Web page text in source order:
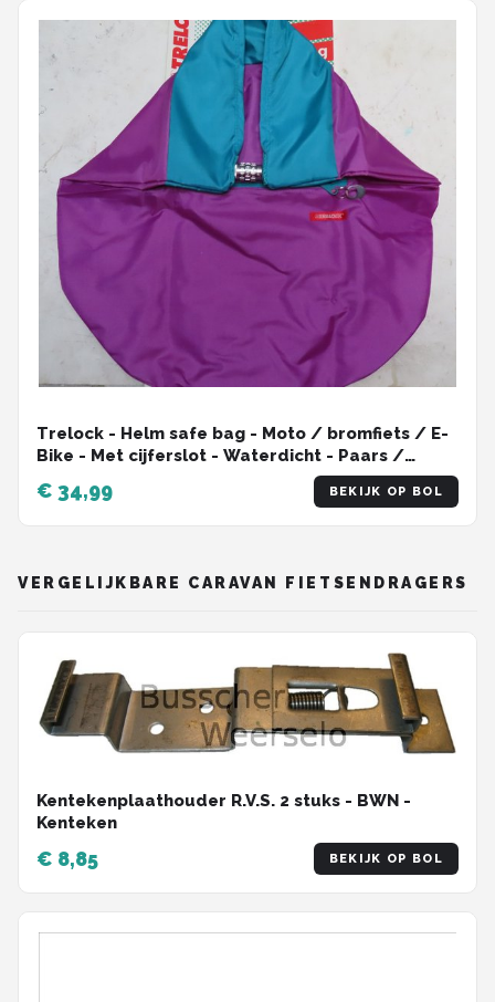
Trelock - Helm safe bag - Moto / bromfiets / E-
Bike - Met cijferslot - Waterdicht - Paars /
€ 34,99 BEKIJK OP BOL
VERGELIJKBARE CARAVAN FIETSENDRAGERS
Kentekenplaathouder R.V.S. 2 stuks - BWN -
Kenteken
€ 8,85 BEKIJK OP BOL